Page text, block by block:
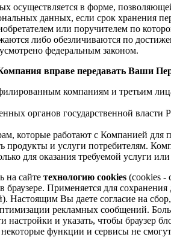
осуществляется в форме,
данных, если срок хранения
или поручителем по
либо обезличиваются по
федеральным законом.
вправе передавать Ваши
компаниям и третьим
органов государственной
которые работают с Компанией для
продукты и услуги потребителям.
для оказания требуемой услуги
на сайте технологию cookies (cookies -
браузере. Применяется для
Настоящим Вы даете согласие на
рекламных сообщений.
настройки и указать, чтобы браузер
функции и сервисы не